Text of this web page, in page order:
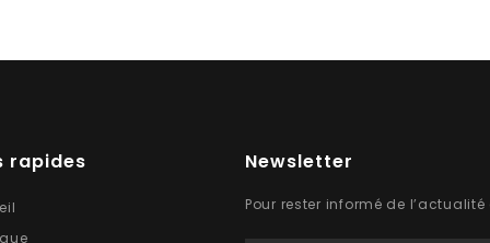
rapides Newsletter
Pour rester informé de l’actualité